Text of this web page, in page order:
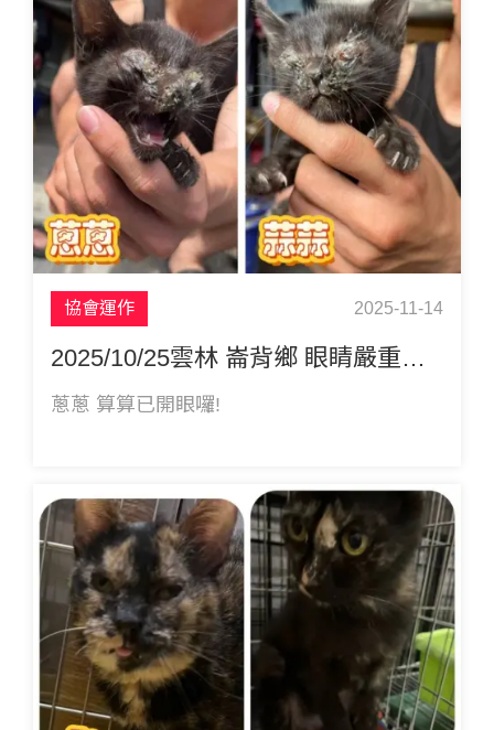
協會運作 2025-11-14
2025/10/25雲林 崙背鄉 眼睛嚴重感染 二小黑貓 蔥蔥 蒜蒜
蔥蔥 算算已開眼囉!